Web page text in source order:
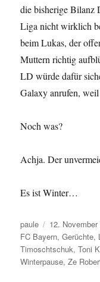
die bisherige Bilanz
Liga nicht wirklich
beim Lukas, der
Muttern richtig
LD würde dafür
Galaxy anrufen,
Noch was?
Achja. Der
Es ist Winter…
Autor
paule
Veröffentlicht
am
12. November
FC Bayern,Gerüchte,
Timoschtschuk,Toni
Winterpause,Ze